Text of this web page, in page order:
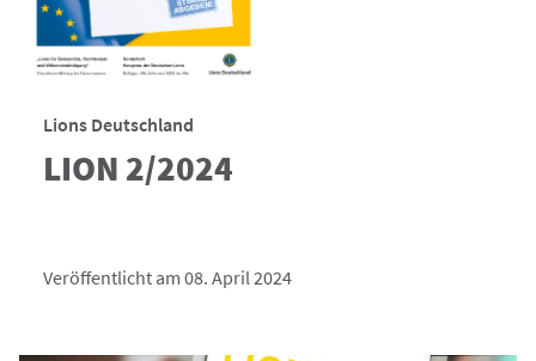
Lions Deutschland
LION 2/2024
Veröffentlicht am 08. April 2024